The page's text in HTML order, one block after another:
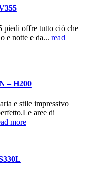
offre tutto ciò che
e notte e da... read
– H200
e stile impressivo
aree di
more